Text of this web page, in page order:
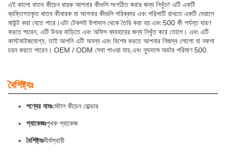
এই কালো ধাতব কীচেন ধারক আপনার কীগুলি সংগঠিত করার জন্য নিখুঁত! এটি একটি
ব্যক্তিগতকৃত ধাতব কীধারক যা আপনার কীগুলি পরিষ্কার এবং পরিপাটি রাখতে একটি দেয়ালে
মাউন্ট করা যেতে পারে।এটা টেকসই উপাদান থেকে তৈরি করা হয় এবং 500 কী পর্যন্ত ধারণ
করতে পারেন, এটি উভয় বাড়িতে এবং অফিস ব্যবহারের জন্য নিখুঁত করে তোলে। এবং এটি
কাস্টমাইজযোগ্য, তাই আপনি এটি অনন্য এবং বিশেষ করতে আপনার নিজস্ব লোগো বা নকশা
চয়ন করতে পারেন। OEM / ODM সেবা পাওয়া যায়,এবং ন্যূনতম অর্ডার পরিমাণ 500.
বৈশিষ্ট্যঃ
পণ্যের নামঃমেটাল কীচেন হোল্ডার
প্যাকেজঃপৃথক প্যাকেজ
বৈশিষ্ট্যঃদীর্ঘস্থায়ী